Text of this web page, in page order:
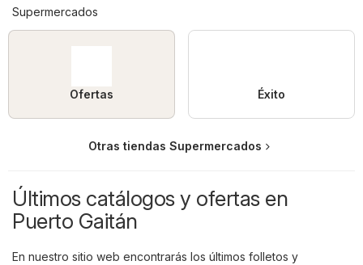
Supermercados
Ofertas Éxito
Otras tiendas Supermercados
Últimos catálogos y ofertas en
Puerto Gaitán
En nuestro sitio web encontrarás los últimos folletos y